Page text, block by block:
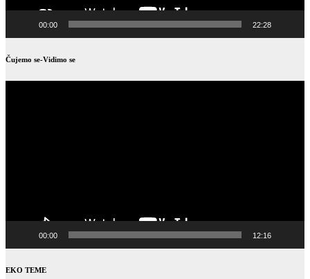
00:00 22:28
Čujemo se-Vidimo se
00:00 12:16
EKO TEME